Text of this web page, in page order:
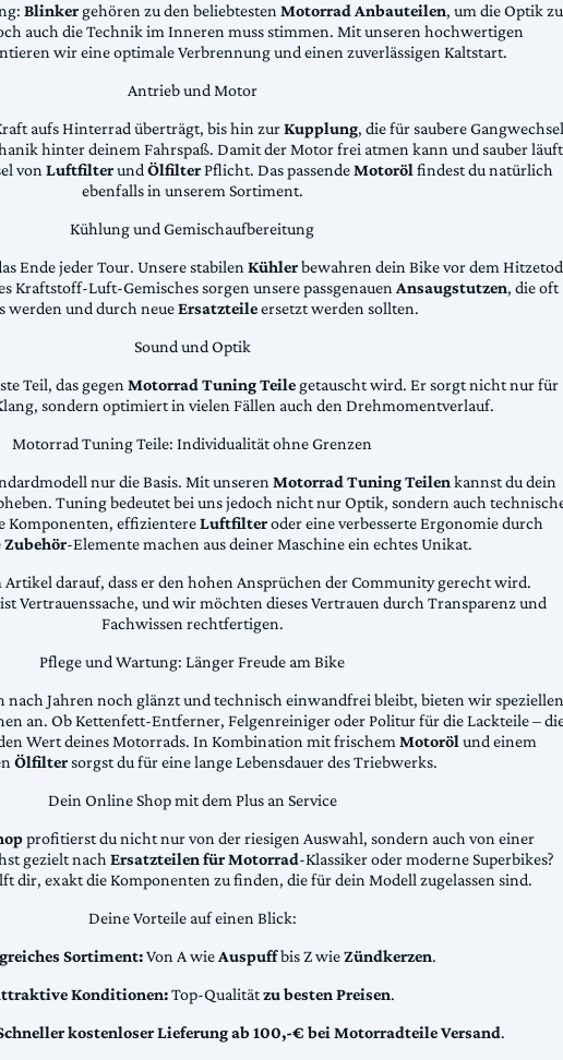
Blinker gehören zu den beliebtestenMotorrad Anbauteilen, um die Optik zu
auch die Technik im Inneren muss stimmen. Mit unseren hochwertigen
wir eine optimale Verbrennung und einen zuverlässigen Kaltstart.
Antrieb und Motor
aufs Hinterrad überträgt, bis hin zurKupplung, die für saubere Gangwechsel
hinter deinem Fahrspaß. Damit der Motor frei atmen kann und sauber
vonLuftfilterundÖlfilterPflicht. Das passendeMotorölfindest du natürlich
ebenfalls in unserem Sortiment.
Kühlung und Gemischaufbereitung
Ende jeder Tour. Unsere stabilenKühlerbewahren dein Bike vor dem
Kraftstoff-Luft-Gemisches sorgen unsere passgenauenAnsaugstutzen, die oft
werden und durch neueErsatzteileersetzt werden sollten.
Sound und Optik
Teil, das gegenMotorrad Tuning Teile getauscht wird. Er sorgt nicht nur für
sondern optimiert in vielen Fällen auch den Drehmomentverlauf.
Motorrad Tuning Teile: Individualität ohne Grenzen
nur die Basis. Mit unserenMotorrad Tuning Teilenkannst du dein
Tuning bedeutet bei uns jedoch nicht nur Optik, sondern auch
Komponenten, effizientereLuftfilteroder eine verbesserte Ergonomie durch
Zubehör-Elemente machen aus deiner Maschine ein echtes Unikat.
darauf, dass er den hohen Ansprüchen der Community gerecht wird.
Vertrauenssache, und wir möchten dieses Vertrauen durch Transparenz und
Fachwissen rechtfertigen.
Pflege und Wartung: Länger Freude am Bike
nach Jahren noch glänzt und technisch einwandfrei bleibt, bieten wir speziellen
an. Ob Kettenfett-Entferner, Felgenreiniger oder Politur für die Lackteile –
Wert deines Motorrads. In Kombination mit frischemMotorölund einem
Ölfiltersorgst du für eine lange Lebensdauer des Triebwerks.
Dein Online Shop mit dem Plus an Service
profitierst du nicht nur von der riesigen Auswahl, sondern auch von einer
gezielt nachErsatzteilen für Motorrad-Klassiker oder moderne Superbikes?
dir, exakt die Komponenten zu finden, die für dein Modell zugelassen sind.
Deine Vorteile auf einen Blick:
Sortiment:Von A wieAuspuffbis Z wieZündkerzen.
Konditionen:Top-Qualitätzu besten Preisen.
kostenloser Lieferung ab 100,-€ bei Motorradteile Versand.